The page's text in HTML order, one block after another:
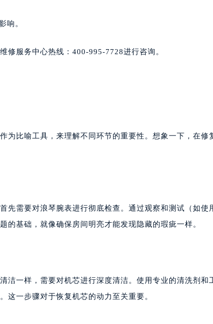
响。
修服务中心热线：400-995-7728进行咨询。
为比喻工具，来理解不同环节的重要性。想象一下，在修
先需要对浪琴腕表进行彻底检查。通过观察和测试（如使
的基础，就像确保房间明亮才能发现隐藏的瑕疵一样。
洁一样，需要对机芯进行深度清洁。使用专业的清洗剂和
这一步骤对于恢复机芯的动力至关重要。